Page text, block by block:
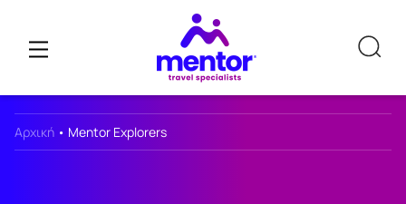
Αρχική • Mentor Explorers